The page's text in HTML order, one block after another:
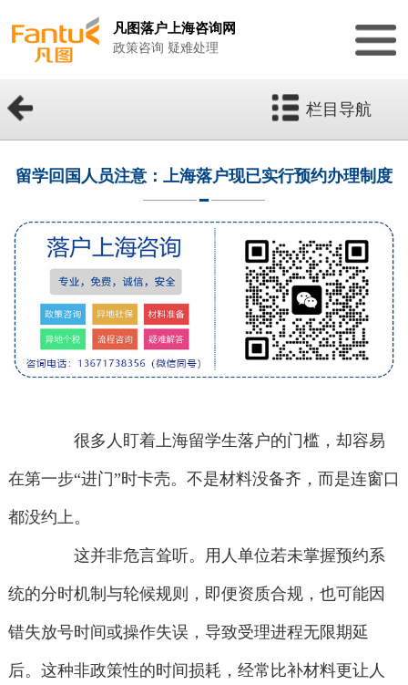
凡图落户上海咨询网
政策咨询 疑难处理
栏目导航
留学回国人员注意：上海落户现已实行预约办理制度
很多人盯着上海留学生落户的门槛，却容易
在第一步“进门”时卡壳。不是材料没备齐，而是连窗口
都没约上。
这并非危言耸听。用人单位若未掌握预约系
统的分时机制与轮候规则，即便资质合规，也可能因
错失放号时间或操作失误，导致受理进程无限期延
后。这种非政策性的时间损耗，经常比补材料更让人